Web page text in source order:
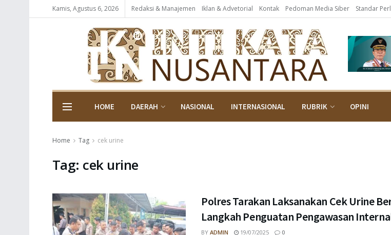
Kamis, Agustus 6, 2026 Redaksi & Manajemen Iklan & Advetorial Kontak Pedoman Media Siber Standar
HOME DAERAH NASIONAL INTERNASIONAL RUBRIK OPINI
Home Tag cek urine
Tag: cek urine
Polres Tarakan Laksanakan Cek Urine
Langkah Penguatan Pengawasan
BY ADMIN 19/07/2025 0